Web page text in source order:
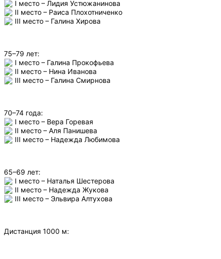
I место – Лидия Устюжанинова
II место – Раиса Плохотниченко
III место – Галина Хирова
75–79 лет:
I место – Галина Прокофьева
II место – Нина Иванова
III место – Галина Смирнова
70–74 года:
I место – Вера Горевая
II место – Аля Панишева
III место – Надежда Любимова
65–69 лет:
I место – Наталья Шестерова
II место – Надежда Жукова
III место – Эльвира Алтухова
Дистанция 1000 м: